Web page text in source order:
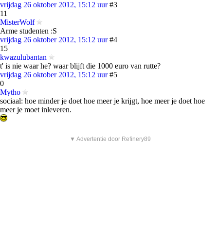
vrijdag 26 oktober 2012, 15:12 uur #3
11
MisterWolf
Arme studenten :S
vrijdag 26 oktober 2012, 15:12 uur #4
15
kwazulubantan
t' is nie waar he? waar blijft die 1000 euro van rutte?
vrijdag 26 oktober 2012, 15:12 uur #5
0
Mytho
sociaal: hoe minder je doet hoe meer je krijgt, hoe meer je doet hoe
meer je moet inleveren.
▼ Advertentie door Refinery89